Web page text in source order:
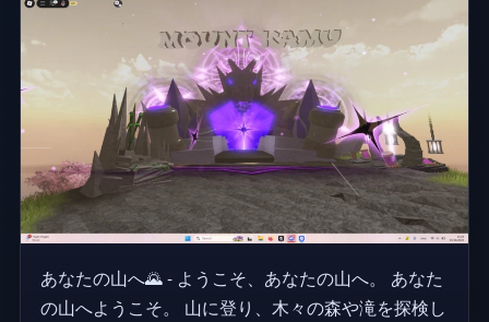
あなたの山へ🌄 - ようこそ、あなたの山へ。 あなた
の山へようこそ。 山に登り、木々の森や滝を探検し